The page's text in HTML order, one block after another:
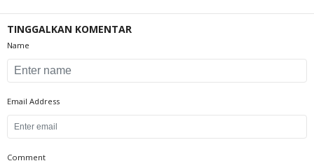
TINGGALKAN KOMENTAR
Name
Email Address
Comment